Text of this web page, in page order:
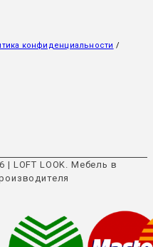
конфиденциальности /
LOFT LOOK. Мебель в